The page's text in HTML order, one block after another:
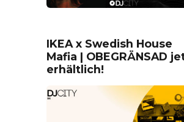
IKEA x Swedish House
Mafia | OBEGRÄNSAD
erhältlich!